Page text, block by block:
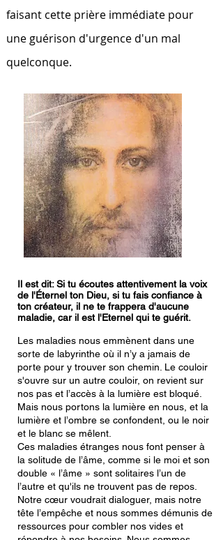
faisant cette prière immédiate pour
une guérison d'urgence d'un mal
quelconque.
Il est dit: Si tu écoutes attentivement la voix
de l'Éternel ton Dieu, si tu fais confiance à
ton créateur, il ne te frappera d'aucune
maladie, car il est l'Eternel qui te guérit.
Les maladies nous emmènent dans une
sorte de labyrinthe où il n’y a jamais de
porte pour y trouver son chemin. Le couloir
s'ouvre sur un autre couloir, on revient sur
nos pas et l’accès à la lumière est bloqué.
Mais nous portons la lumière en nous, et la
lumière et l’ombre se confondent, ou le noir
et le blanc se mêlent.
Ces maladies étranges nous font penser à
la solitude de l’âme, comme si le moi et son
double « l’âme » sont solitaires l’un de
l’autre et qu'ils ne trouvent pas de repos.
Notre cœur voudrait dialoguer, mais notre
tête l’empêche et nous sommes démunis de
ressources pour combler nos vides et